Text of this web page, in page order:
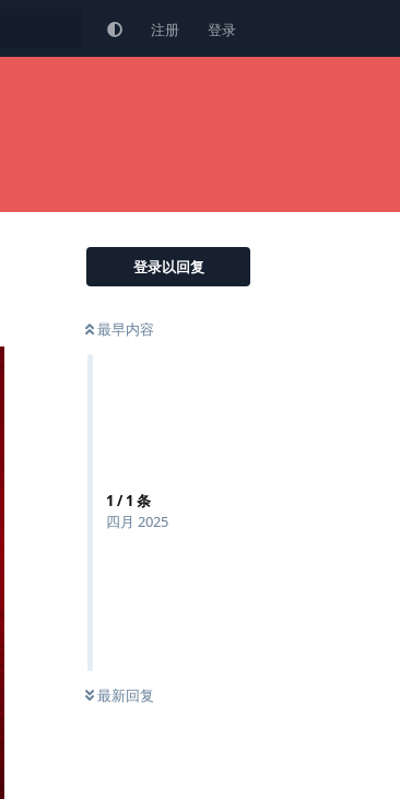
注册 登录
登录以回复
最早内容
1 /1 条
四月 2025
最新回复